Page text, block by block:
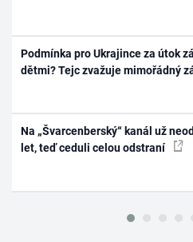
Podmínka pro Ukrajince za útok
dětmi? Tejc zvažuje mimořádný
Na „Švarcenberský“ kanál už
let, teď ceduli celou odstraní